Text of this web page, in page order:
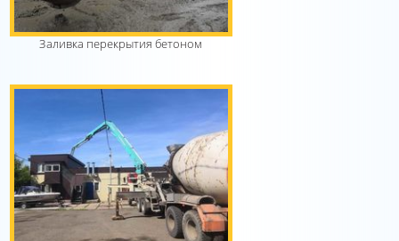
Заливка перекрытия бетоном